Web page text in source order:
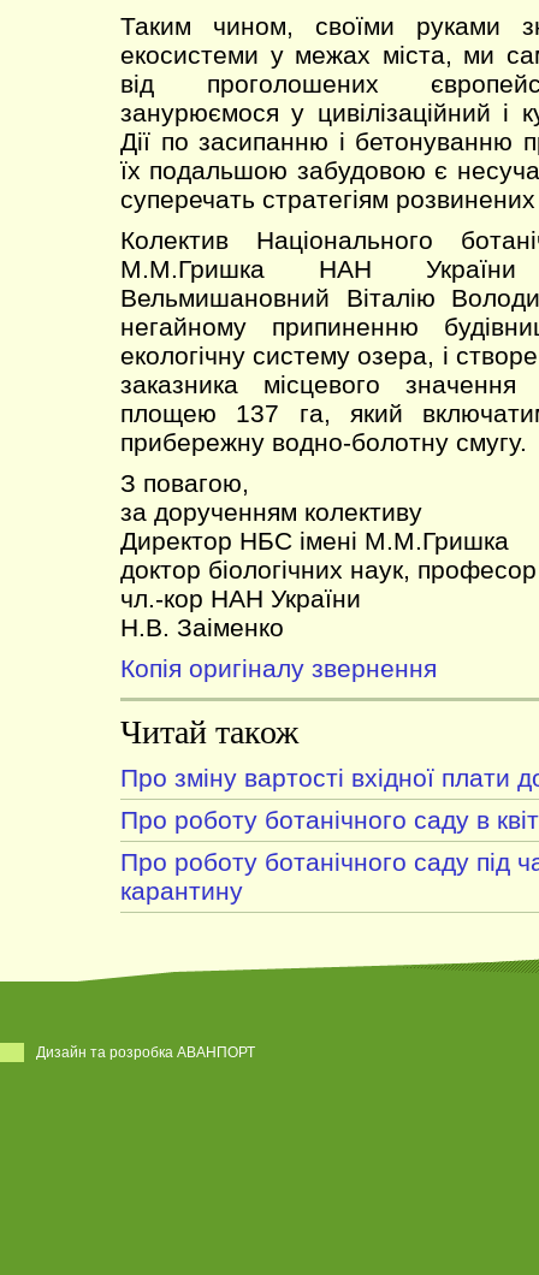
Таким чином, своїми руками
екосистеми у межах міста, ми
від проголошених
занурюємося у цивілізаційний і
Дії по засипанню і бетонуванню
їх подальшою забудовою є
суперечать стратегіям розвинених
Колектив Національного
М.М.Гришка НАН
Вельмишановний Віталію
негайному припиненню
екологічну систему озера, і
заказника місцевого
площею 137 га, який
прибережну водно-болотну смугу.
З повагою,
за дорученням колективу
Директор НБС імені М.М.Гришка
доктор біологічних наук, професор
чл.-кор НАН України
Н.В. Заіменко
Копія оригіналу звернення
Читай також
Про зміну вартості вхідної плати
Про роботу ботанічного саду в
Про роботу ботанічного саду під
карантину
Дизайн та розробка АВАНПОРТ